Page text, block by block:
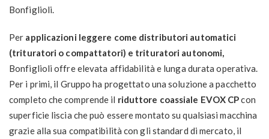
Bonfiglioli.
Per applicazioni leggere come distributori automatici
(trituratori o compattatori) e trituratori autonomi,
Bonfiglioli offre elevata affidabilità e lunga durata operativa.
Per i primi, il Gruppo ha progettato una soluzione a pacchetto
completo che comprende il riduttore coassiale EVOX CPcon
superficie liscia che può essere montato su qualsiasi macchina
grazie alla sua compatibilità con gli standard di mercato, il